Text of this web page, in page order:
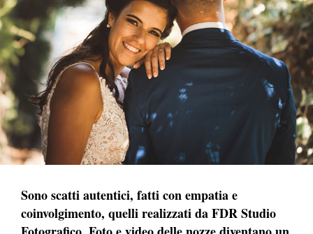
Sono scatti autentici, fatti con empatia e
coinvolgimento, quelli realizzati da FDR Studio